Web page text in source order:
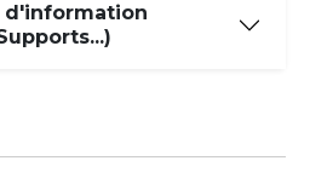
d'information